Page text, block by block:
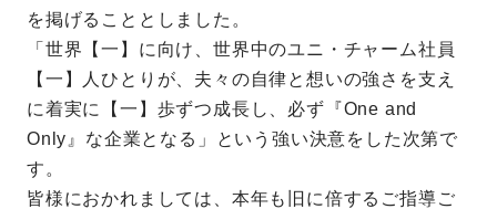
を掲げることとしました。
「世界【一】に向け、世界中のユニ・チャーム社員
【一】人ひとりが、夫々の自律と想いの強さを支え
に着実に【一】歩ずつ成長し、必ず『One and
Only』な企業となる」という強い決意をした次第で
す。
皆様におかれましては、本年も旧に倍するご指導ご